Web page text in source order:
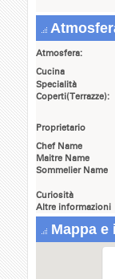
Atmosfera:
Cucina
Specialità
Coperti(Terrazze):
Proprietario
Chef Name
Maitre Name
Sommelier Name
Curiosità
Altre informazioni
Mappa